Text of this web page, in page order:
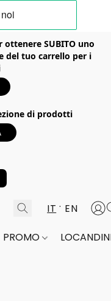
ottenere SUBITO uno
del tuo carrello per i
di prodotti
IT EN
PROMO